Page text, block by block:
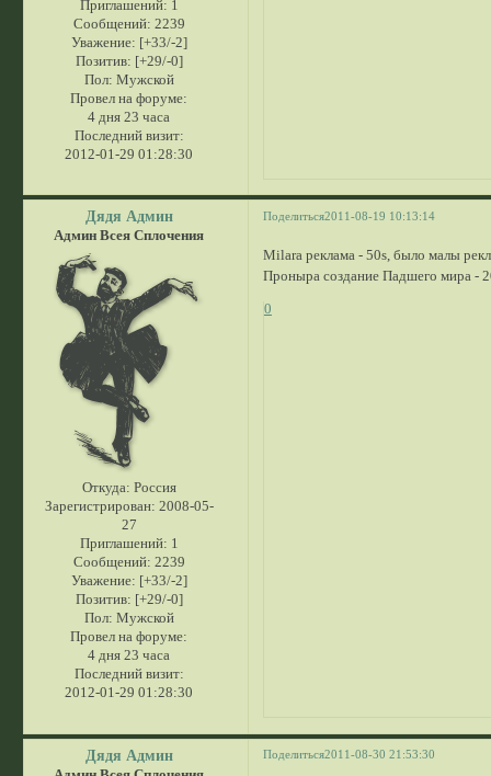
Приглашений: 1
Сообщений: 2239
Уважение: [+33/-2]
Позитив: [+29/-0]
Пол: Мужской
Провел на форуме:
4 дня 23 часа
Последний визит:
2012-01-29 01:28:30
Поделиться2011-08-19 10:13:14
Дядя Админ
Админ Всея Сплочения
Откуда: Россия
Зарегистрирован: 2008-05-
27
Приглашений: 1
Сообщений: 2239
Уважение: [+33/-2]
Позитив: [+29/-0]
Пол: Мужской
Провел на форуме:
4 дня 23 часа
Последний визит:
2012-01-29 01:28:30
Milara реклама - 50s, было малы
Проныра создание Падшего мира -
0
Поделиться2011-08-30 21:53:30
Дядя Админ